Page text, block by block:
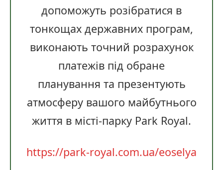
допоможуть розібратися в
тонкощах державних програм,
виконають точний розрахунок
платежів під обране
планування та презентують
атмосферу вашого майбутнього
життя в місті-парку Park Royal.
https://park-royal.com.ua/eoselya